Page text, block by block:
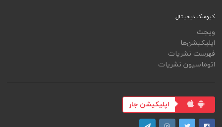
کیوسک دیجیتال
ویجت
اپلیکیشن‌ها
فهرست نشریات
اتوماسیون نشریات
اپلیکیشن جار